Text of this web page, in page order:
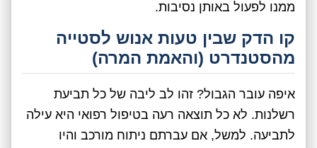
ממנו לפעול באותן נסיבות.
קו הדק שבין טעות אנוש לסטייה
מהסטנדרט (והאמת המרה)
איפה עובר הגבול? זהו לב ליבה של כל תביעת
רשלנות. לא כל תוצאה רעה בטיפול רפואי היא עילה
לתביעה. למשל, אם עברתם ניתוח מורכב והיו